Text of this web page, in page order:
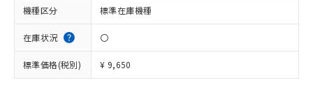
機種区分 標準在庫機種
在庫状況 〇
標準価格(税別) ¥ 9,650